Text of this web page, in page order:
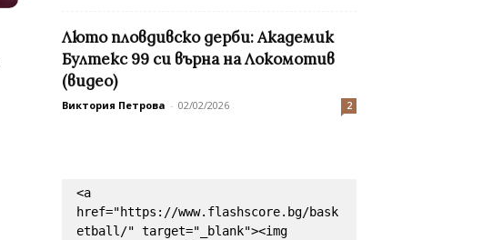
Люто пловдивско дерби: Академик
Бултекс 99 си върна на Локомотив
(видео)
Виктория Петрова - 02/02/2026 2
<a
href="https://www.flashscore.bg/bask
etball/" target="_blank"><img